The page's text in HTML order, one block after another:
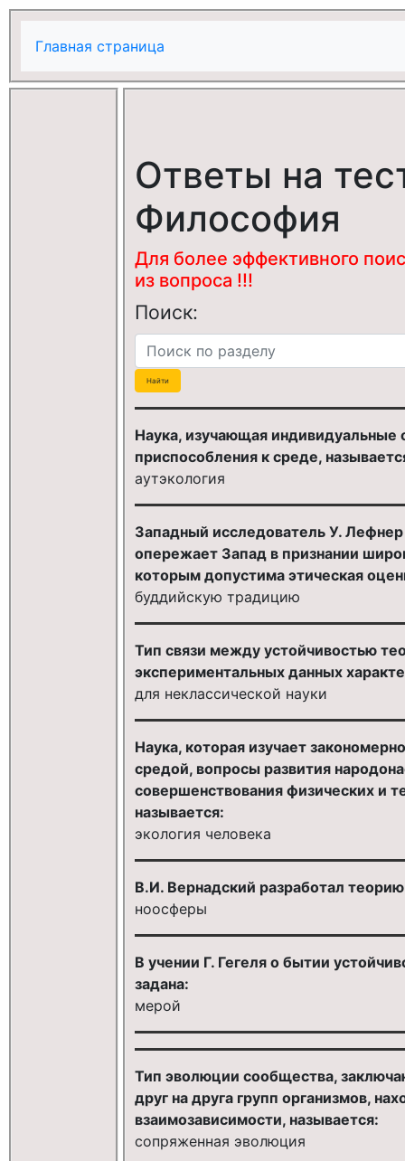
Главная страница
Ответы на
Философия
Для более эффективного
из вопроса !!!
Поиск:
Наука, изучающая индивидуальные
приспособления к среде,
аутэкология
Западный исследователь У.
опережает Запад в признании
которым допустима этическая
буддийскую традицию
Тип связи между устойчивостью
экспериментальных данных
для неклассической науки
Наука, которая изучает
средой, вопросы развития
совершенствования физических и
называется:
экология человека
В.И. Вернадский разработал теорию
ноосферы
В учении Г. Гегеля о бытии
задана:
мерой
Тип эволюции сообщества,
друг на друга групп организмов,
взаимозависимости, называется:
сопряженная эволюция